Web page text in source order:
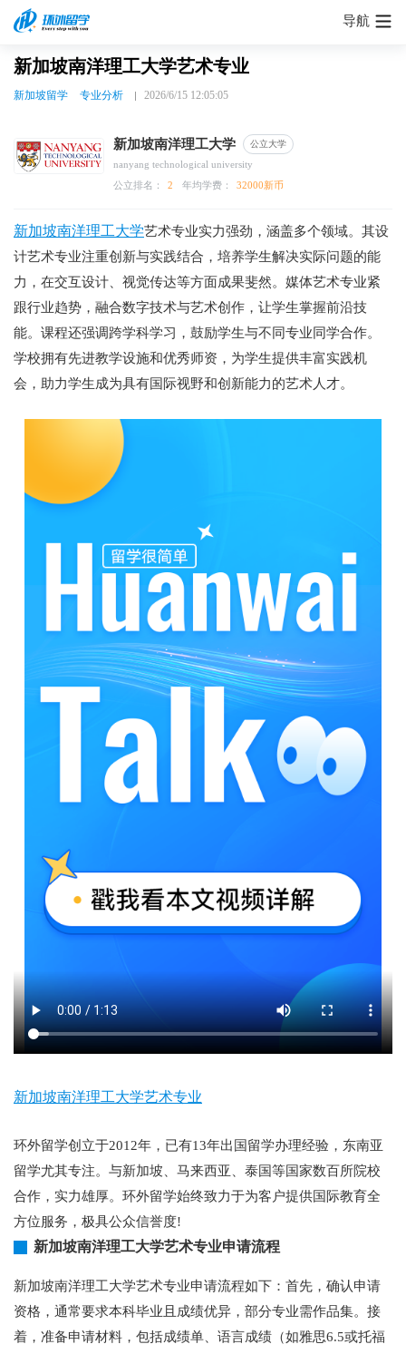
导航
新加坡南洋理工大学艺术专业
新加坡留学 专业分析 2026/6/15 12:05:05
新加坡南洋理工大学 公立大学
nanyang technological university
公立排名：
2 年均学费： 32000新币
新加坡南洋理工大学艺术专业实力强劲，涵盖多个领域。其设
计艺术专业注重创新与实践结合，培养学生解决实际问题的能
力，在交互设计、视觉传达等方面成果斐然。媒体艺术专业紧
跟行业趋势，融合数字技术与艺术创作，让学生掌握前沿技
能。课程还强调跨学科学习，鼓励学生与不同专业同学合作。
学校拥有先进教学设施和优秀师资，为学生提供丰富实践机
会，助力学生成为具有国际视野和创新能力的艺术人才。
新加坡南洋理工大学艺术专业
环外留学创立于2012年，已有13年出国留学办理经验，东南亚
留学尤其专注。与新加坡、马来西亚、泰国等国家数百所院校
合作，实力雄厚。环外留学始终致力于为客户提供国际教育全
方位服务，极具公众信誉度!
新加坡南洋理工大学艺术专业申请流程
新加坡南洋理工大学艺术专业申请流程如下：首先，确认申请
资格，通常要求本科毕业且成绩优异，部分专业需作品集。接
着，准备申请材料，包括成绩单、语言成绩（如雅思6.5或托福